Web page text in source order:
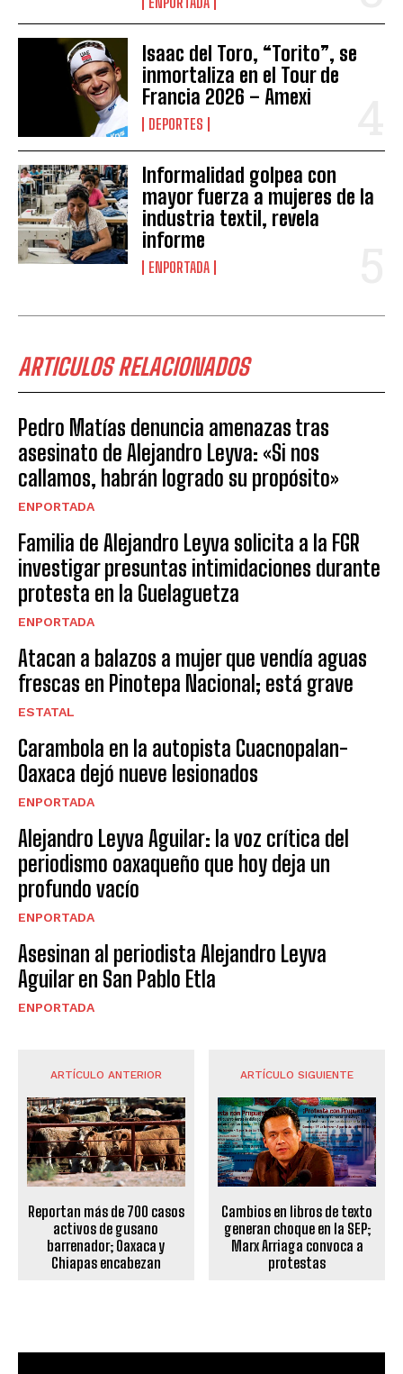
Isaac del Toro, “Torito”, se
inmortaliza en el Tour de
Francia 2026 – Amexi
DEPORTES
Informalidad golpea con
mayor fuerza a mujeres de la
industria textil, revela
informe
ENPORTADA
ARTICULOS RELACIONADOS
Pedro Matías denuncia amenazas tras
asesinato de Alejandro Leyva: «Si nos
callamos, habrán logrado su propósito»
ENPORTADA
Familia de Alejandro Leyva solicita a la FGR
investigar presuntas intimidaciones durante
protesta en la Guelaguetza
ENPORTADA
Atacan a balazos a mujer que vendía aguas
frescas en Pinotepa Nacional; está grave
ESTATAL
Carambola en la autopista Cuacnopalan-
Oaxaca dejó nueve lesionados
ENPORTADA
Alejandro Leyva Aguilar: la voz crítica del
periodismo oaxaqueño que hoy deja un
profundo vacío
ENPORTADA
Asesinan al periodista Alejandro Leyva
Aguilar en San Pablo Etla
ENPORTADA
ARTÍCULO ANTERIOR
Reportan más de 700 casos
activos de gusano
barrenador; Oaxaca y
Chiapas encabezan
ARTÍCULO SIGUIENTE
Cambios en libros de texto
generan choque en la SEP;
Marx Arriaga convoca a
protestas